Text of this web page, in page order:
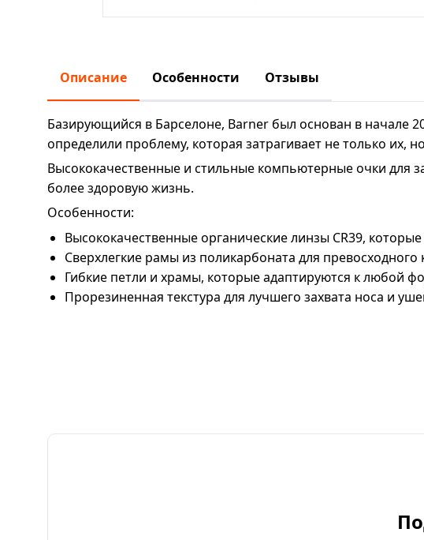
Описание Особенности Отзывы
Базирующийся в Барселоне, Barner был основан в
определили проблему, которая затрагивает не только
Высококачественные и стильные компьютерные очки для
более здоровую жизнь.
Особенности:
Высококачественные органические линзы CR39,
Сверхлегкие рамы из поликарбоната для
Гибкие петли и храмы, которые адаптируются к любой
Прорезиненная текстура для лучшего захвата носа и